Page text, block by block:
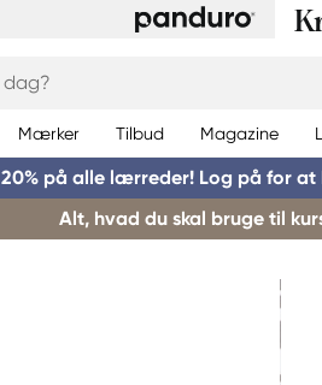
Mærker Tilbud Magazine
20% på alle lærreder! Log på for
Alt, hvad du skal bruge til